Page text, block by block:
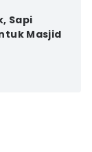
Sapi
Masjid